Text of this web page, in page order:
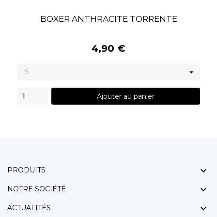
BOXER ANTHRACITE TORRENTE
4,90 €
Ajouter au panier
PRODUITS 
NOTRE SOCIÉTÉ 
ACTUALITÉS 